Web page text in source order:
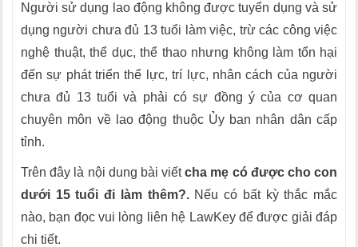
Người sử dụng lao động không được tuyển dụng và sử
dụng người chưa đủ 13 tuổi làm việc, trừ các công việc
nghệ thuật, thể dục, thể thao nhưng không làm tổn hại
đến sự pháttriển thể lực, trí lực, nhân cách của người
chưa đủ 13 tuổi và phải có sự đồng ý của cơ quan
chuyên môn về lao động thuộc Ủy ban nhân dân cấp
tỉnh.
Trên đây là nội dung bài viếtcha mẹ có được cho con
dưới 15 tuổi đi làm thêm?.Nếu có bất kỳ thắc mắc
nào, bạn đọc vui lòng liên hệ LawKey để được giải đáp
chi tiết.